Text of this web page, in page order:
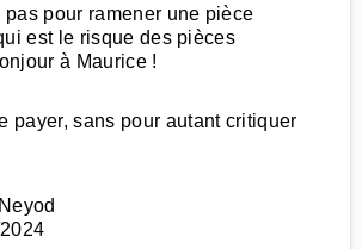
pour ramener une pièce
est le risque des pièces
à Maurice !
payer, sans pour autant critiquer